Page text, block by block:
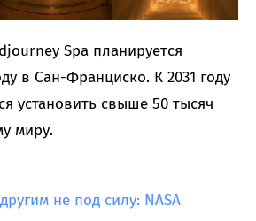
Spa планируется
в Сан-Франциско. К 2031 году
установить свыше 50 тысяч
миру.
не под силу: NASA